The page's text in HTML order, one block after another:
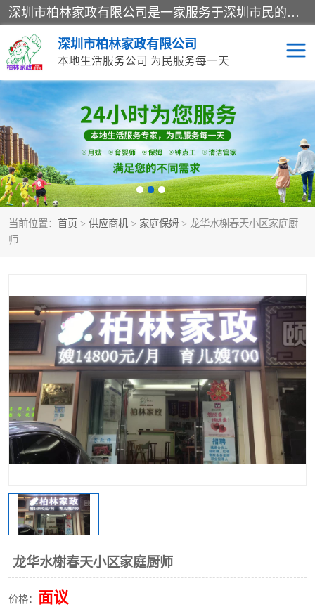
深圳市柏林家政有限公司是一家服务于深圳市民的专业家政公司。致力于为客户提供高质量、多维度的家庭服务，包括养老、母婴、月嫂育婴早教、康复理疗、家电清洗和保洁等方面的专业服务。
深圳市柏林家政有限公司
本地生活服务公司 为民服务每一天
当前位置： 首页 > 供应商机 > 家庭保姆 > 龙华水榭春天小区家庭厨
师
龙华水榭春天小区家庭厨师
价格： 面议
家居保洁 护工月嫂
家庭保姆 家政服务